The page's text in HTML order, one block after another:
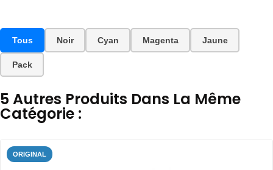
Tous Noir Cyan Magenta Jaune
Pack
5 Autres Produits Dans La Même
Catégorie :
ORIGINAL